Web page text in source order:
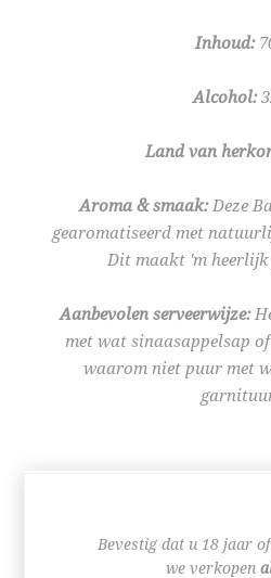
Inhoud:
Alcohol:
Land van
Aroma & smaak:Deze
gearomatiseerd met
Dit maakt 'm
Aanbevolen serveerwijze:
met wat sinaasappelsap
waarom niet puur met
Bevestig dat u 18 jaar
we verkopen